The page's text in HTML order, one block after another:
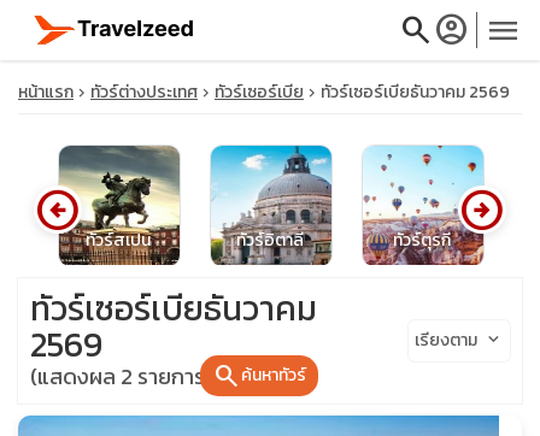
searchaccount_circle menu
close
travel_explore
calendar_month
search
หน้าแรก ทัวร์ต่างประเทศ ทัวร์เซอร์เบีย ทัวร์เซอร์เบียธันวาคม 2569
ทัวร์สเปน ทัวร์อิตาลี ทัวร์ตุรกี
arrow_circle_left arrow_circle_right
searchค้นหาทัวร์
ทัวร์เซอร์เบียธันวาคม
2569
(แสดงผล 2 รายการ)
เรียงตาม keyboard_arrow_down